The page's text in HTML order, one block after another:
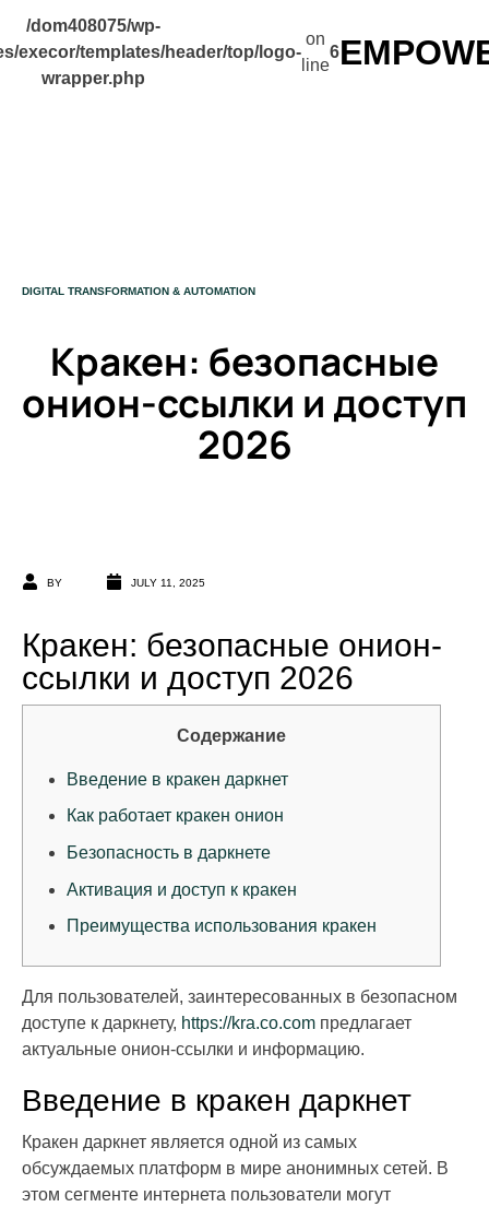
/dom408075/wp-
execor/templates/header/top/logo-
wrapper.php
on
line
6
Кракен: безопасные
онион-ссылки и доступ
2026
CATEGORY
DIGITAL TRANSFORMATION & AUTOMATION
BY JULY 11, 2025
Кракен: безопасные онион-
ссылки и доступ 2026
Содержание
Введение в кракен даркнет
Как работает кракен онион
Безопасность в даркнете
Активация и доступ к кракен
Преимущества использования кракен
Для пользователей, заинтересованных в безопасном
доступе к даркнету, https://kra.co.com предлагает
актуальные онион-ссылки и информацию.
Введение в кракен даркнет
Кракен даркнет является одной из самых
обсуждаемых платформ в мире анонимных сетей. В
этом сегменте интернета пользователи могут